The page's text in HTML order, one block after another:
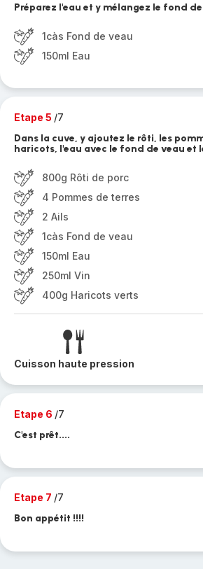
Préparez l'eau et y mélangez le fond
1càs Fond de veau
150ml Eau
Etape 5 /7
Dans la cuve, y ajoutez le rôti, les
haricots, l'eau avec le fond de veau et
800g Rôti de porc
4 Pommes de terres
2 Ails
1càs Fond de veau
150ml Eau
250ml Vin
400g Haricots verts
Cuisson haute pression
Etape 6 /7
C'est prêt....
Etape 7 /7
Bon appétit !!!!